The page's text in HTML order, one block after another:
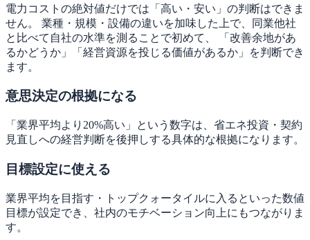
電力コストの絶対値だけでは「高い・安い」の判断はできま
せん。 業種・規模・設備の違いを加味した上で、同業他社
と比べて自社の水準を測ることで初めて、 「改善余地があ
るかどうか」「経営資源を投じる価値があるか」を判断でき
ます。
意思決定の根拠になる
「業界平均より20%高い」という数字は、省エネ投資・契約
見直しへの経営判断を後押しする具体的な根拠になります。
目標設定に使える
業界平均を目指す・トップクォータイルに入るといった数値
目標が設定でき、社内のモチベーション向上にもつながりま
す。